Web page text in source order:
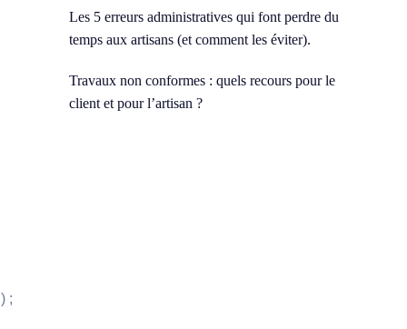
;
Les 5 erreurs administratives qui font perdre du
temps aux artisans (et comment les éviter).
Travaux non conformes : quels recours pour le
client et pour l’artisan ?